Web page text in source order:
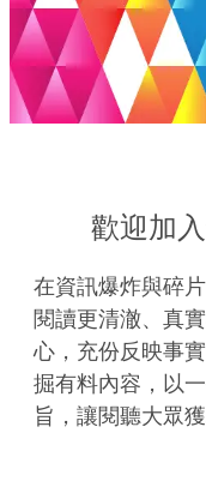
歡迎加
在資訊爆炸與碎
閱讀更清澈、真
心，充份反映事
掘有料內容，以
旨，讓閱聽大眾